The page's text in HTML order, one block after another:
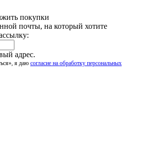
покупки
почты, на который хотите
адрес.
я даю согласие на обработку персональных